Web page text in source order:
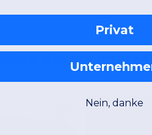
die Sie
Privat
Nein, danke